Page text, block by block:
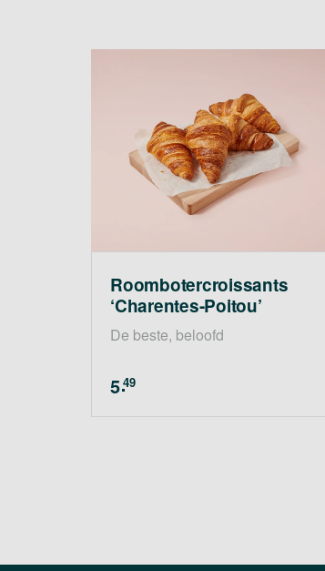
Roomboter­croissants
‘Charentes-Poitou’
De beste, beloofd
5.
49